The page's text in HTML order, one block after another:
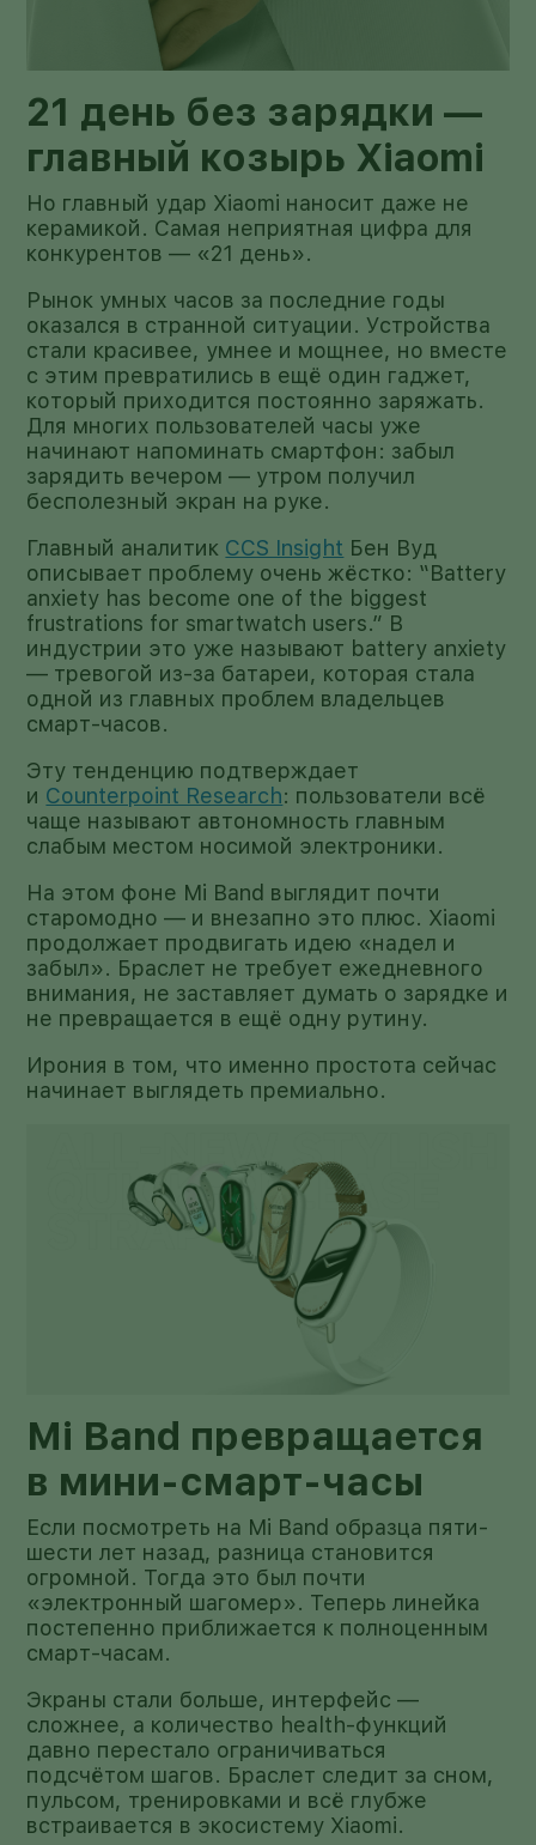
21 день без зарядки —
главный козырь Xiaomi
Но главный удар Xiaomi наносит даже не
керамикой. Самая неприятная цифра для
конкурентов — «21 день».
Рынок умных часов за последние годы
оказался в странной ситуации. Устройства
стали красивее, умнее и мощнее, но вместе
с этим превратились в ещё один гаджет,
который приходится постоянно заряжать.
Для многих пользователей часы уже
начинают напоминать смартфон: забыл
зарядить вечером — утром получил
бесполезный экран на руке.
Главный аналитик CCS Insight Бен Вуд
описывает проблему очень жёстко: “Battery
anxiety has become one of the biggest
frustrations for smartwatch users.” В
индустрии это уже называют battery anxiety
— тревогой из-за батареи, которая стала
одной из главных проблем владельцев
смарт-часов.
Эту тенденцию подтверждает
и Counterpoint Research: пользователи всё
чаще называют автономность главным
слабым местом носимой электроники.
На этом фоне Mi Band выглядит почти
старомодно — и внезапно это плюс. Xiaomi
продолжает продвигать идею «надел и
забыл». Браслет не требует ежедневного
внимания, не заставляет думать о зарядке и
не превращается в ещё одну рутину.
Ирония в том, что именно простота сейчас
начинает выглядеть премиально.
Mi Band превращается
в мини-смарт-часы
Если посмотреть на Mi Band образца пяти-
шести лет назад, разница становится
огромной. Тогда это был почти
«электронный шагомер». Теперь линейка
постепенно приближается к полноценным
смарт-часам.
Экраны стали больше, интерфейс —
сложнее, а количество health-функций
давно перестало ограничиваться
подсчётом шагов. Браслет следит за сном,
пульсом, тренировками и всё глубже
встраивается в экосистему Xiaomi.